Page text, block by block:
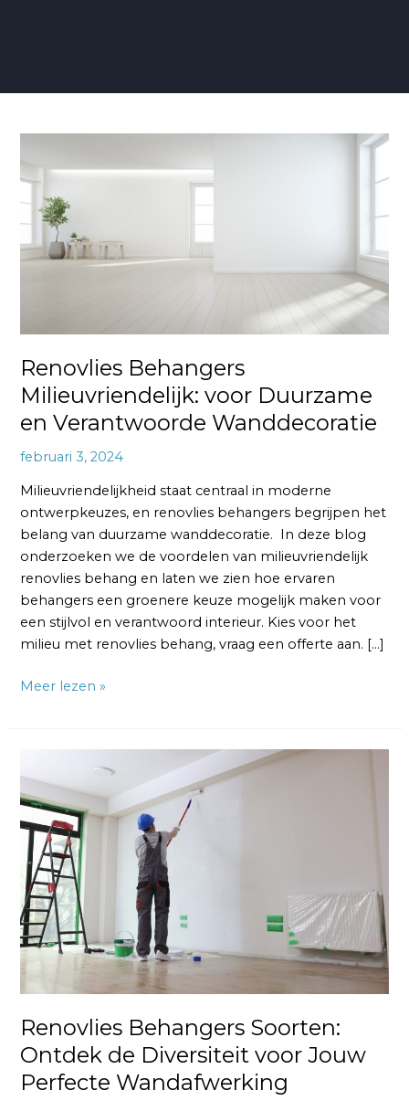
Renovlies Behangers
Milieuvriendelijk: voor Duurzame
en Verantwoorde Wanddecoratie
februari 3, 2024
Milieuvriendelijkheid staat centraal in moderne
ontwerpkeuzes, en renovlies behangers begrijpen het
belang van duurzame wanddecoratie. In deze blog
onderzoeken we de voordelen van milieuvriendelijk
renovlies behang en laten we zien hoe ervaren
behangers een groenere keuze mogelijk maken voor
een stijlvol en verantwoord interieur. Kies voor het
milieu met renovlies behang, vraag een offerte aan. […]
Behangers
Milieuvriendelijk:
voor
Duurzame
en
Meer lezen »
Renovlies Behangers Soorten:
Ontdek de Diversiteit voor Jouw
Perfecte Wandafwerking
Behangers
Soorten:
Ontdek
de
Diversiteit
voor
Jouw
Perfecte
Wandafwerking